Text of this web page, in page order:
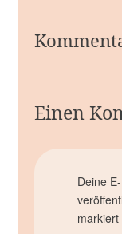
Einen
Deine
markiert